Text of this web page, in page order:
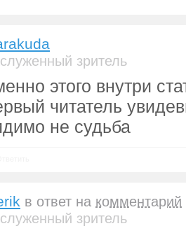
зритель
этого внутри
читатель
не судьба
в ответ на комментарий
зритель